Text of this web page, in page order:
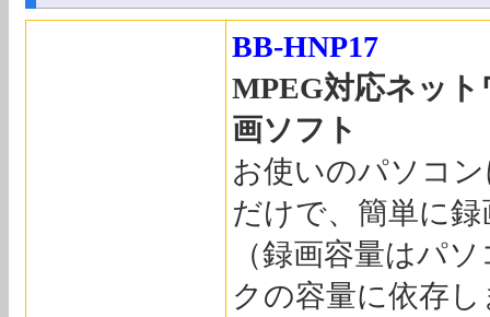
BB-HNP17
MPEG対応ネッ
画ソフト
お使いのパソコ
だけで、簡単に
（録画容量はパ
クの容量に依存